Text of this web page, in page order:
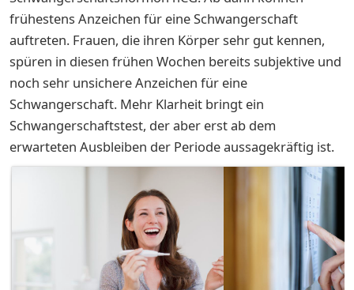
frühestens Anzeichen für eine Schwangerschaft
auftreten. Frauen, die ihren Körper sehr gut kennen,
spüren in diesen frühen Wochen bereits subjektive und
noch sehr unsichere Anzeichen für eine
Schwangerschaft. Mehr Klarheit bringt ein
Schwangerschaftstest, der aber erst ab dem
erwarteten Ausbleiben der Periode aussagekräftig ist.